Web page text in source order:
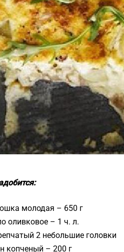
молодая – 650 г
оливковое – 1 ч. л.
2 небольшие головки
копченый – 200 г